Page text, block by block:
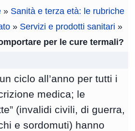
» Sanità e terza età: le rubriche
» Servizi e prodotti sanitari »
per le cure termali?
un ciclo all’anno per tutti i
medica; le
(invalidi civili, di guerra,
e sordomuti) hanno